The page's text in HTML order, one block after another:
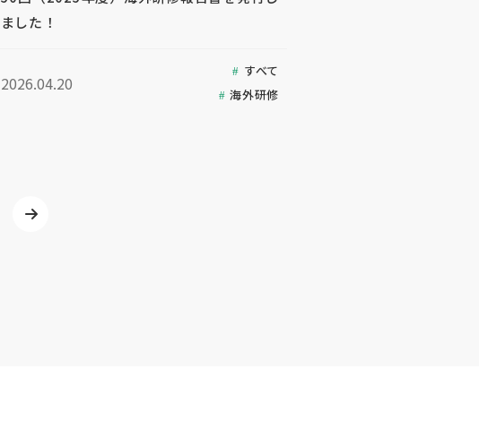
ました！
2026.04.20
すべて
海外研修